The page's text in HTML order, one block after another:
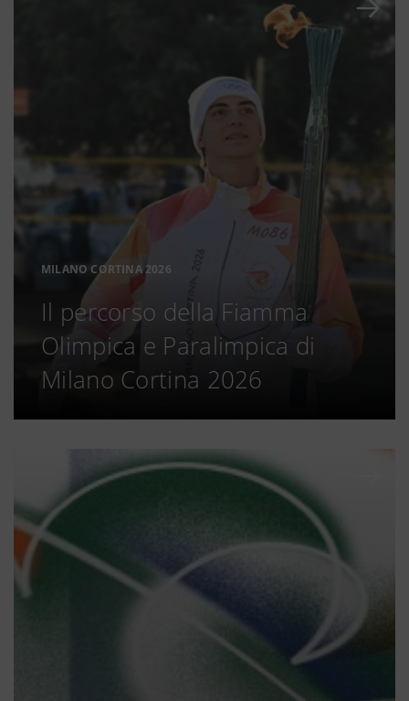
MILANO CORTINA 2026
Il percorso della Fiamma
Olimpica e Paralimpica di
Milano Cortina 2026